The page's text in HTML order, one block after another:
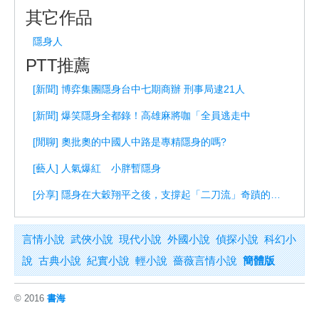
其它作品
隱身人
PTT推薦
[新聞] 博弈集團隱身台中七期商辦 刑事局逮21人
[新聞] 爆笑隱身全都錄！高雄麻將咖「全員逃走中
[閒聊] 奧批奧的中國人中路是專精隱身的嗎?
[藝人] 人氣爆紅 小胖暫隱身
言情小說 武俠小說 現代小說 外國小說 偵探小說 科幻小
說 古典小說 紀實小說 輕小說 薔薇言情小說 簡體版
© 2016 書海